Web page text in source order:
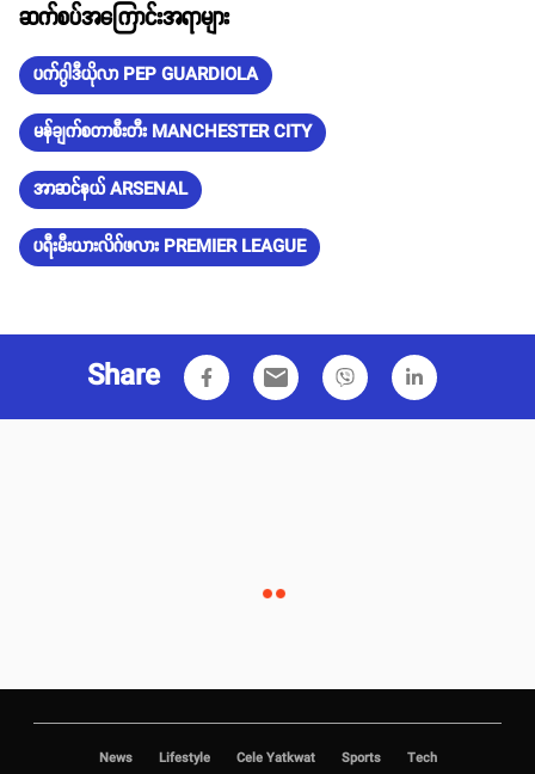
ဆက်စပ်အကြောင်းအရာများ
ပက်ဂွါဒီယိုလာ PEP GUARDIOLA
မန်ချက်စတာစီးတီး MANCHESTER CITY
အာဆင်နယ် ARSENAL
ပရီးမီးယားလိဂ်ဖလား PREMIER LEAGUE
Share email
News Lifestyle Cele Yatkwat Sports Tech